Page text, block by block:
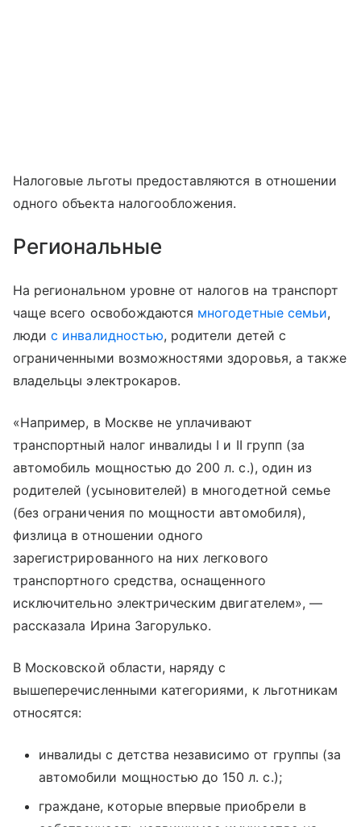
Налоговые льготы предоставляются в отношении
одного объекта налогообложения.
Региональные
На региональном уровне от налогов на транспорт
чаще всего освобождаются многодетные семьи,
людис инвалидностью, родители детей с
ограниченными возможностями здоровья, а также
владельцы электрокаров.
«Например, в Москве не уплачивают
транспортный налог инвалиды I и II групп (за
автомобиль мощностью до 200 л. с.), один из
родителей (усыновителей) в многодетной семье
(без ограничения по мощности автомобиля),
физлица в отношении одного
зарегистрированного на них легкового
транспортного средства, оснащенного
исключительно электрическим двигателем», —
рассказала Ирина Загорулько.
В Московской области, наряду с
вышеперечисленными категориями, к льготникам
относятся:
инвалиды с детства независимо от группы (за
автомобили мощностью до 150 л. с.);
граждане, которые впервые приобрели в